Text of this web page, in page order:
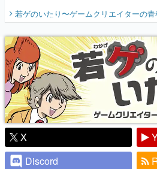
開く。業界の
『少年ジャン
り】
若ゲのいたり〜ゲームクリエイターの青
X
Discord